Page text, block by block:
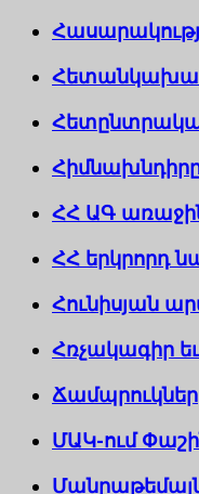
ՀՀ ԱԳ
ՀՀ երկրորդ
Հունիսյան
Հռչակագիր
ՄԱԿ-ում